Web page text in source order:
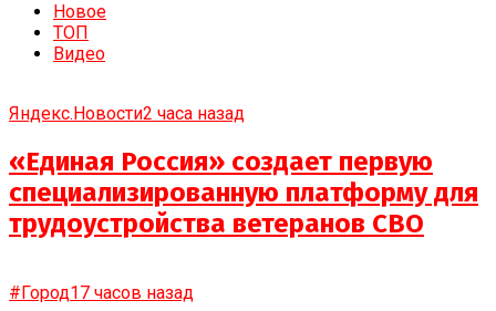
Новое
ТОП
Видео
Яндекс.Новости2 часа назад
«Единая Россия» создает первую
специализированную платформу для
трудоустройства ветеранов СВО
#Город17 часов назад